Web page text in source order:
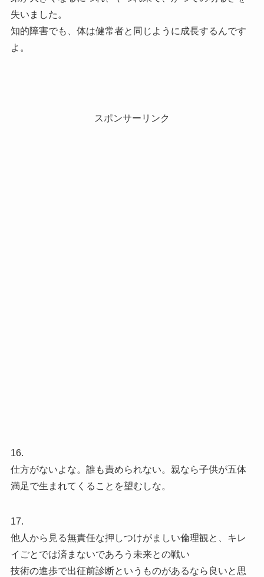
失いました。
知的障害でも、体は健常者と同じように成長するんです
よ。
スポンサーリンク
16.
仕方がないよな。誰も責められない。親なら子供が五体
満足で生まれてくることを望むしな。
17.
他人から見る無責任な押しつけがましい倫理観と、キレ
イごとでは済まないであろう未来との戦い
技術の進歩で出征前診断というものがあるなら良いと思